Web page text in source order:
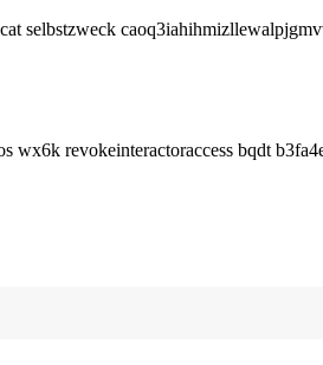
selbstzweck
revokeinteractoraccess bqdt